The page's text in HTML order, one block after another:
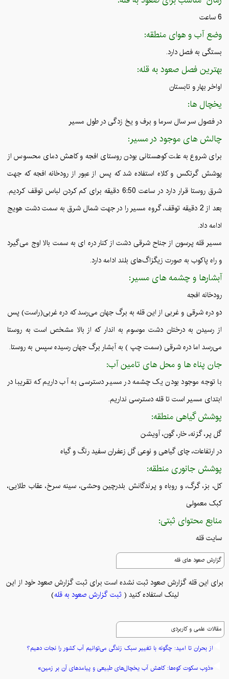
6 ساعت
وضع آب و هوای منطقه:
بستگی به فصل دارد.
بهترین فصل صعود به قله:
اواخر بهار و تابستان
یخچال ها:
در فصول سر سال سرما و برف و یخ زدگی در طول مسیر
چالش های موجود در مسیر:
برای شروع به علت کوهستانی بودن روستای افجه و کاهش دمای محسوس از
پوشش گرتکس و کلاه استفاده شد که پس از عبور از رودخانه افجه که جهت
شرق روستا قرار دارد در ساعت 6:50 دقیقه برای کم کردن لباس توقف کردیم.
بعد از 2 دقیقه توقف، گروه مسیر را در جهت شمال شرق به سمت دشت هویج
ادامه داد.
مسیر قله پرسون از جناح شرقی دشت از کنار دره ای به سمت بالا اوج می‌گیرد
و راه پاکوب به صورت زیگزاگ‌های بلند ادامه دارد.
آبشارها و چشمه های مسیر:
رودخانه افجه
دو دره شرقی و غربی از این قله به برگ جهان می‌رسد که دره غربی(راست) پس
از رسیدن به درختان دشت موسوم به اندار که از بالا مشخص است به روستا
می‌رسد اما دره شرقی (سمت چپ ) به آبشار برگ جهان رسیده سپس به روستا.
جان پناه ها و محل های تامین آب:
با توجه موجود بودن یک چشمه در مسیر دسترسی به آب داریم که تقریبا در
ابتدای مسیر است تا قله دسترسی نداریم.
پوشش گیاهی منطقه:
گل پر، گزنه، خار، گون، آویشن
در ارتفاعات، چای گیاهی و نوعی گل زعفران سفید رنگ و گیاه
پوشش جانوری منطقه:
کل، بز، گرگ، و روباه و پرندگانش بلدرچین وحشی، سینه سرخ، عقاب طلایی،
کبک معمولی
منابع محتوای ثبتی:
سایت قله
گزارش صعود های قله
برای این قله گزارش صعود ثبت نشده است برای ثبت گزارش صعود خود از این
لینک استفاده کنید (
ثبت گزارش صعود به قله)
مقالات علمی و کاربردی
از بحران تا امید: چگونه با تغییر سبک زندگی می‌توانیم آب کشور را نجات دهیم؟
«ذوب سکوت کوه‌ها: کاهش آب یخچال‌های طبیعی و پیامدهای آن بر زمین»